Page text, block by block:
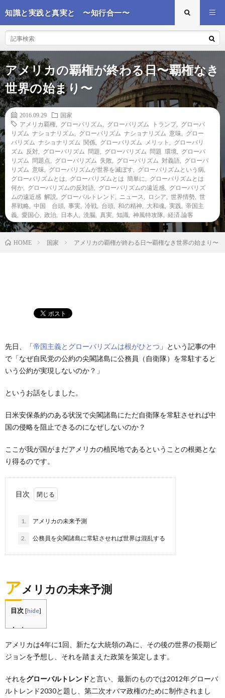
知識と実践と真実と 〜知行合一〜
アメリカの覇権が終わる日〜覇権なき
世界の始まり〜
2016.09.29
国家
アメリカ覇権
グローバリズム グローバリズム トランプ, グローバ
リズム ナショナリズム
グローバリズム ナショナリズム 意味
グロー
バリズム ナショナリズム 関係
グローバリズム メリット
グローバリ
ズム 反対
グローバリズム 問題 グローバリズム 問題 環境
グローバ
リズム 問題点
グローバリズム 失敗 グローバリズム 対義語
グローバ
リズム 意味
グローバリズムが世界を滅ぼす グローバリズムという病
グローバリズムとは
グローバリズムとは 簡単に
グローバリズムとは
何か
グローバリズムの反対語 グローバリズムの遠近感
グローバリズ
ムの遠近感 解説
グローバルトレンド ニュース ロシア 世界情勢
世
界戦略
中国 台頭 事実 冷戦 台頭 和の精神 大和魂 実践
帝国主
義
愛国心 政治 日本人 洗脳 真実 知識 神風特攻隊 経済.論客
HOME 国家 アメリカの覇権が終わる日〜覇権なき世界の始まり〜
先日、「帝国主義とグローバリズムは根がひとつ 」という記事の中
で「なぜ自民党の公約の尖閣諸島に公務員（自衛隊）を常駐すると
いう公約が実現しないのか？」
というお話をしました。
日米安保条約のある状況で尖閣諸島にただ自衛隊を常駐させれば中
国の侵略を阻止できるのになぜしないのか？
ここが我が国がまだアメリカの植民地であるということの根拠とな
り得るのです。
目次
1. アメリカの未来予測
2. 公務員を尖閣諸島に常駐させれば世界は混乱する
アメリカの未来予測
目次 [hide]
アメリカは4年に1回、新たな大統領の為に、その後の世界の長期ビ
ジョンを予想し、それを踏まえた政策を策定します。
それをグローバルトレンドと言い、最新のものでは2012年グローバ
ルトレンド2030と題し、第二次オバマ政権のために制作されまし